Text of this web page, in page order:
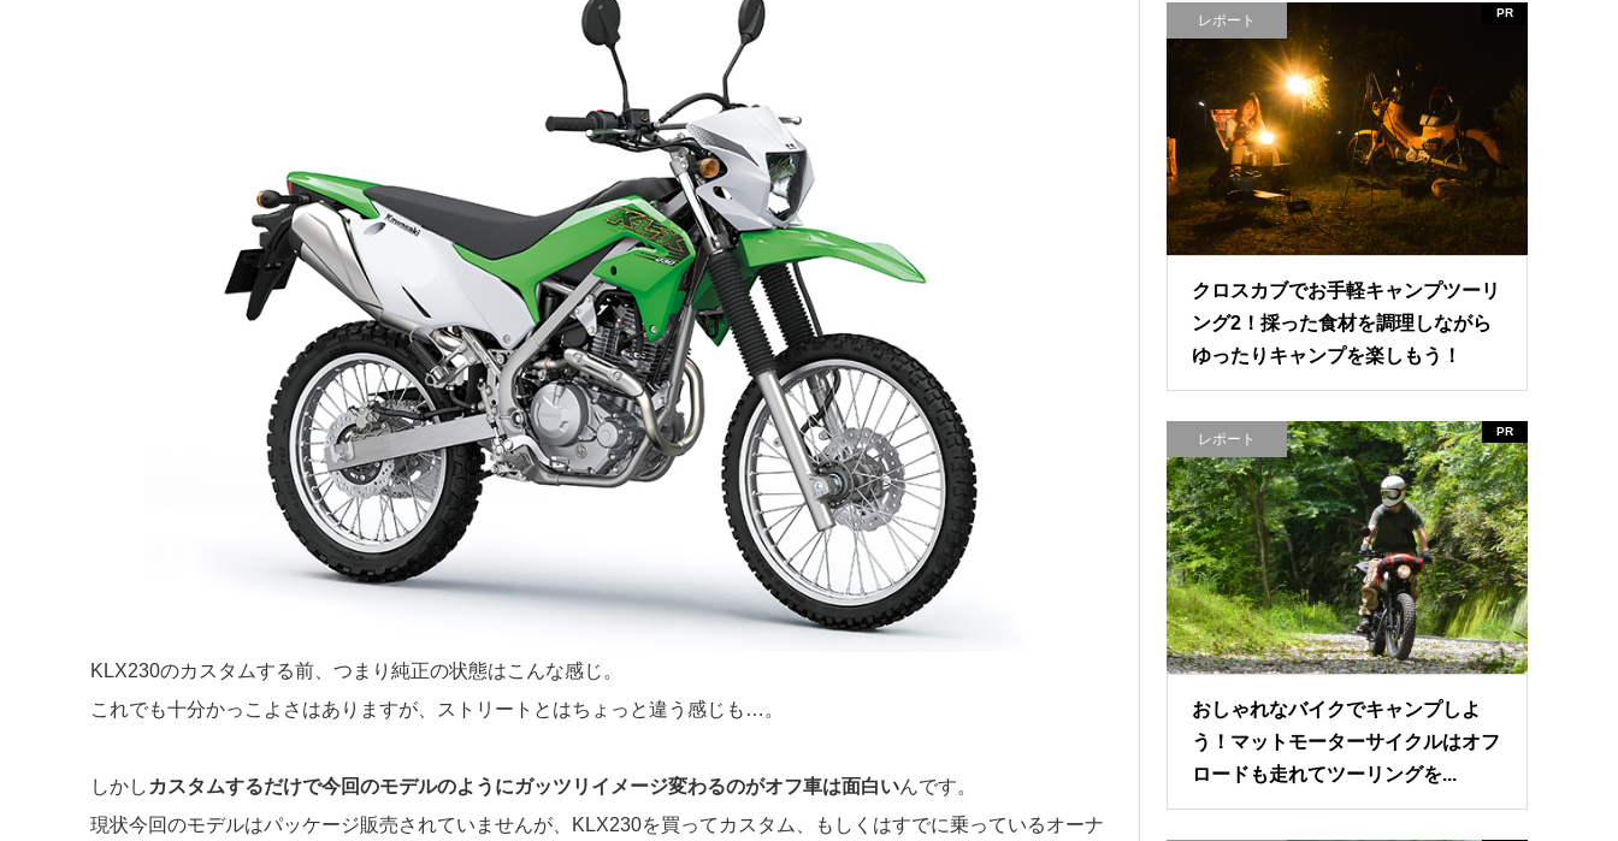
KLX230のカスタムする前、つまり純正の状態はこんな感じ。
これでも十分かっこよさはありますが、ストリートとはちょっと違う感じも…。
しかし カスタムするだけで今回のモデルのようにガッツリイメージ変わるのがオフ車は面白いんです。
現状今回のモデルはパッケージ販売されていませんが、KLX230を買ってカスタム、もしくはすでに乗っているオーナ
レポート PR
クロスカブでお手軽キャンプツーリ
ング2！採った食材を調理しながら
ゆったりキャンプを楽しもう！
レポート PR
おしゃれなバイクでキャンプしよ
う！マットモーターサイクルはオフ
ロードも走れてツーリングを...